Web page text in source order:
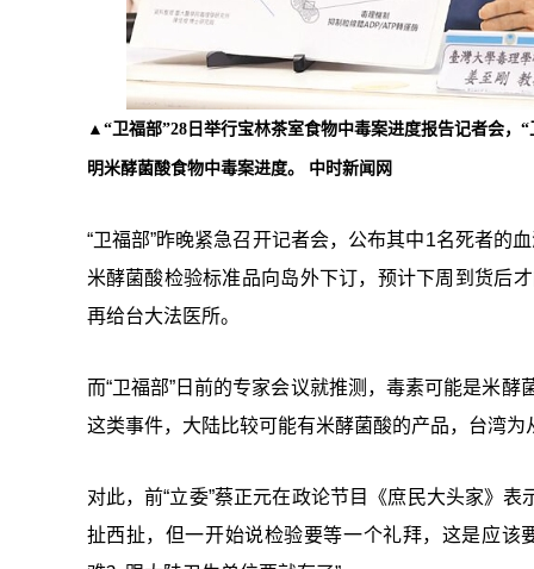
▲“卫福部”28日举行宝林茶室食物中毒案进度报告记者会，
明米酵菌酸食物中毒案进度。 中时新闻网
“卫福部”昨晚紧急召开记者会，公布其中1名死者的
米酵菌酸检验标准品向岛外下订，预计下周到货后
再给台大法医所。
而“卫福部”日前的专家会议就推测，毒素可能是米酵
这类事件，大陆比较可能有米酵菌酸的产品，台湾为
对此，前“立委”蔡正元在政论节目《庶民大头家》
扯西扯，但一开始说检验要等一个礼拜，这是应该